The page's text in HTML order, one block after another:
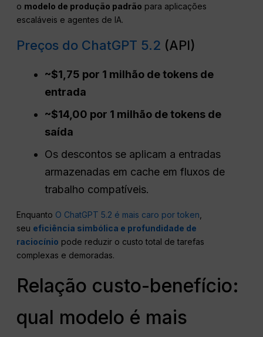
o modelo de produção padrão para aplicações
escaláveis e agentes de IA.
Preços do ChatGPT 5.2 (API)
~$1,75 por 1 milhão de tokens de
entrada
~$14,00 por 1 milhão de tokens de
saída
Os descontos se aplicam a entradas
armazenadas em cache em fluxos de
trabalho compatíveis.
Enquanto O ChatGPT 5.2 é mais caro por token
seu eficiência simbólica e profundidade de
raciocínio pode reduzir o custo total de tarefas
complexas e demoradas.
Relação custo-benefício:
qual modelo é mais